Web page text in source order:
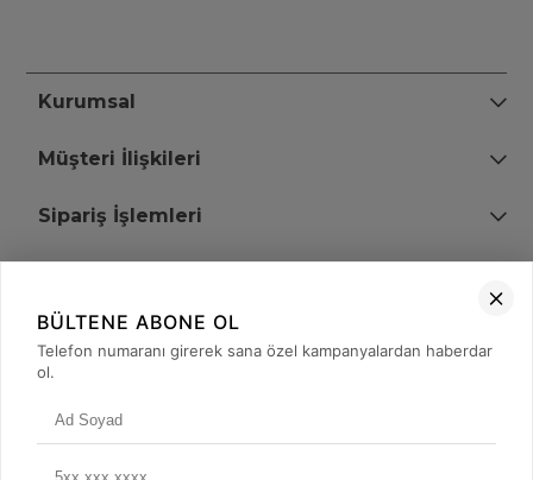
Kurumsal
Müşteri İlişkileri
Sipariş İşlemleri
+90 (850) 473 08 08
BÜLTENE ABONE OL
Telefon numaranı girerek sana özel kampanyalardan haberdar
ol.